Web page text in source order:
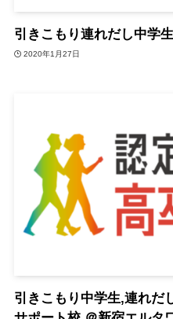
引きこもり連れだし中学
2020年1月27日
引きこもり中学生,連れ